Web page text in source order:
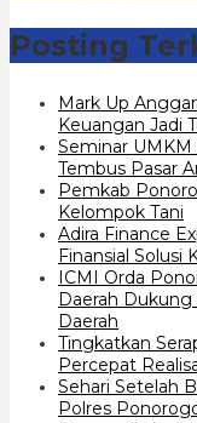
Posting
Mark Up
Keuangan Jadi
Seminar UMKM
Tembus Pasar
Pemkab
Kelompok Tani
Adira Finance
Finansial Solusi
ICMI Orda
Daerah
Daerah
Tingkatkan
Percepat
Sehari Setelah
Polres